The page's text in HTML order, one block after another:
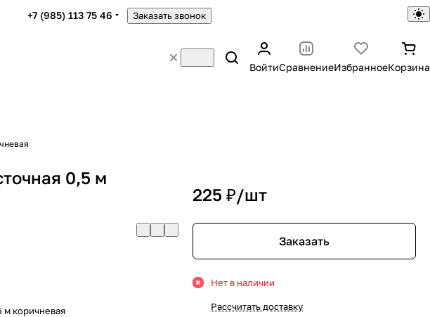
+7 (985) 113 75 46 Заказать звонок
ВойтиСравнениеИзбранноеКорзина
0,5 м
м коричневая
225 ₽/шт
Заказать
Нет в наличии
Рассчитать доставку